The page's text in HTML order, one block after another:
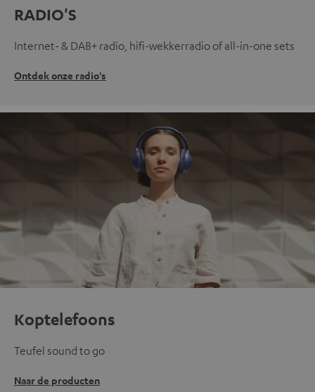
RADIO'S
Internet- & DAB+ radio, hifi-wekkerradio of all-in-one sets
Ontdek onze radio's
Koptelefoons
Teufel sound to go
Naar de producten